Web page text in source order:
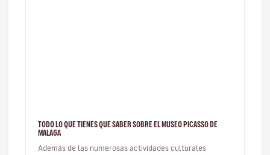
TODO LO QUE TIENES QUE SABER SOBRE EL MUSEO PICASSO DE
MALAGA
Además de las numerosas actividades culturales